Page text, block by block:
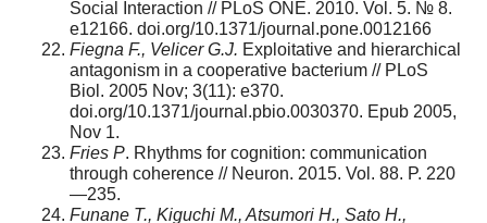
Social Interaction // PLoS ONE. 2010. Vol. 5. № 8.
e12166. doi.org/10.1371/journal.pone.0012166
Fiegna F., Velicer G.J. Exploitative and hierarchical
antagonism in a cooperative bacterium // PLoS
Biol. 2005 Nov; 3(11): e370.
doi.org/10.1371/journal.pbio.0030370. Epub 2005,
Nov 1.
Fries P. Rhythms for cognition: communication
through coherence // Neuron. 2015. Vol. 88. P. 220
—235.
Funane T., Kiguchi M., Atsumori H., Sato H.,